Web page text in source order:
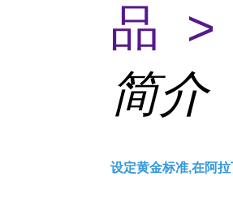
品 >
简介
设定黄金标准,在阿